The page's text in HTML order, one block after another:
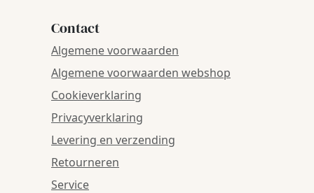
Contact
Algemene voorwaarden
Algemene voorwaarden webshop
Cookieverklaring
Privacyverklaring
Levering en verzending
Retourneren
Service